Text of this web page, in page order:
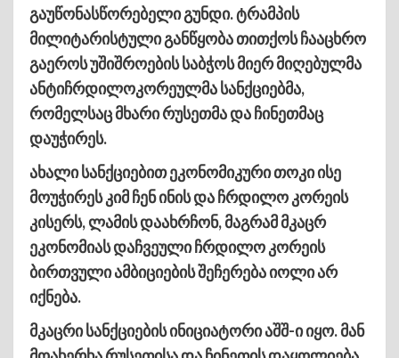
გაუწონასწორებელი გუნდი. ტრამპის
მილიტარისტული განწყობა თითქოს ჩააცხრო
გაეროს უშიშროების საბჭოს მიერ მიღებულმა
ანტიჩრდილოკორეულმა სანქციებმა,
რომელსაც მხარი რუსეთმა და ჩინეთმაც
დაუჭირეს.
ახალი სანქციებით ეკონომიკური თოკი ისე
მოუჭირეს კიმ ჩენ ინის და ჩრდილო კორეის
კისერს, ლამის დაახრჩონ, მაგრამ მკაცრ
ეკონომიას დაჩვეული ჩრდილო კორეის
ბირთვული ამბიციების შეჩერება იოლი არ
იქნება.
მკაცრი სანქციების ინიციატორი აშშ-ი იყო. მან